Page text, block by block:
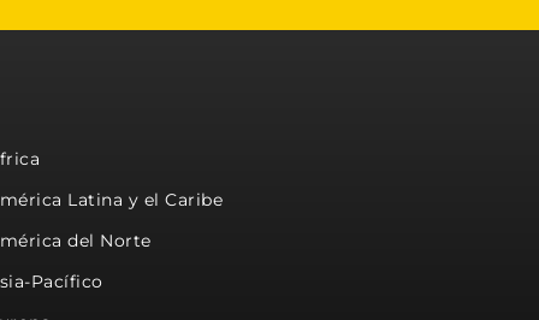
Latina y el Caribe
del Norte
Pacífico